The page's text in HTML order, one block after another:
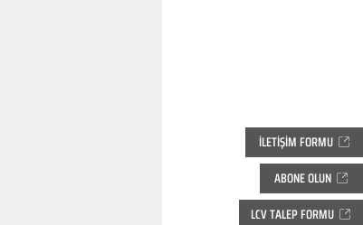
ABONE OLUN
LCV TALEP FORMU
İLETİŞİM FORMU